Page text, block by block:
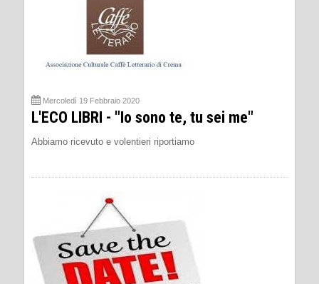
Mercoledì 19 Febbraio 2020
L'ECO LIBRI - "Io sono te, tu sei me"
Abbiamo ricevuto e volentieri riportiamo